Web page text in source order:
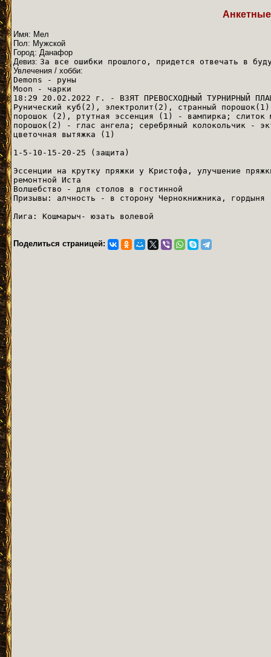
Имя: Мел
Пол: Мужской
Город: Данафор
Девиз: За все ошибки прошлого, придется отвечать в
Увлечения / хобби:
Demons - руны
Moon - чарки
18:29 20.02.2022 г. - ВЗЯТ ПРЕВОСХОДНЫЙ ТУРНИРНЫЙ
Рунический куб(2), электролит(2), странный
порошок (2), ртутная эссенция (1) - вампирка; слиток
порошок(2) - глас ангела; серебряный колокольчик -
цветочная вытяжка (1)
1-5-10-15-20-25 (защита)
Эссенции на крутку пряжки у Кристофа, улучшение
ремонтной Иста
Волшебство - для столов в гостинной
Призывы: алчность - в сторону Чернокнижника,
Лига: Кошмарыч- юзать волевой
Поделиться страницей: